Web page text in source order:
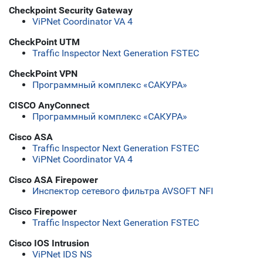
Checkpoint Security Gateway
ViPNet Coordinator VA 4
CheckPoint UTM
Traffic Inspector Next Generation FSTEC
CheckPoint VPN
Программный комплекс «САКУРА»
CISCO AnyConnect
Программный комплекс «САКУРА»
Cisco ASA
Traffic Inspector Next Generation FSTEC
ViPNet Coordinator VA 4
Cisco ASA Firepower
Инспектор сетевого фильтра AVSOFT NFI
Cisco Firepower
Traffic Inspector Next Generation FSTEC
Cisco IOS Intrusion
ViPNet IDS NS